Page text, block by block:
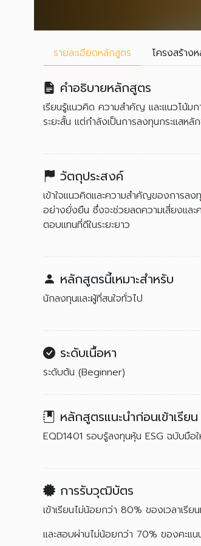
รายละเอียดหลักสูตร โครงสร้าง
คำอธิบายหลักสูตร
เรียนรู้แนวคิด ความสำคัญ และแนวโน้ม
ระยะสั้น แต่กำลังเป็นการลงทุนกระแสหลั
วัตถุประสงค์
เข้าใจแนวคิดและความสำคัญของการล
อย่างยั่งยืน ซึ่งจะช่วยลดความเสี่ยงแล
ตอบแทนที่ดีในระยะยาว
หลักสูตรนี้เหมาะสำหรับ
นักลงทุนและผู้ที่สนใจทั่วไป
ระดับเนื้อหา
ระดับต้น (Beginner)
หลักสูตรแนะนำก่อนเข้าเรียน
EQD1401 รอบรู้ลงทุนหุ้น ESG ฉบับมือ
การรับวุฒิบัตร
เข้าเรียนไม่น้อยกว่า 80% ของเวลาเรีย
และสอบผ่านไม่น้อยกว่า 70% ของคะแ